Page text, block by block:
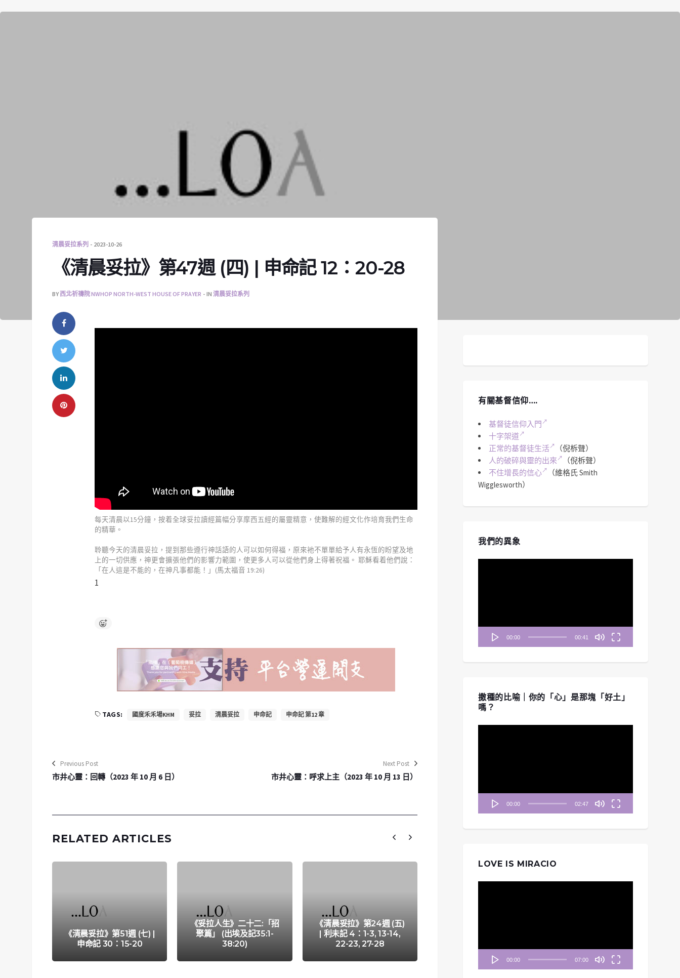
清晨妥拉系列 2023-10-26
《清晨妥拉》第47週 (四) | 申命記 12：20-28
BY西北祈禱院 NWHOP NORTH-WEST HOUSE OF PRAYER IN 清晨妥拉系列
每天清晨以15分鐘，按着全球妥拉讀經篇幅分享摩西五經的屬靈精意，使難解的經文化作培育我們生命
的精華。
聆聽今天的清晨妥拉，提到那些遵行神話語的人可以如何得福，原來衪不單單給予人有永恆的盼望及地
上的一切供應，神更會擴張他們的影響力範圍，使更多人可以從他們身上得著祝福。 耶穌看着他們說：
「在人這是不能的，在神凡事都能！」(馬太福音 19:26)
1
TAGS: 國度⽲禾場KHM 妥拉 清晨妥拉 申命記 申命記 第12 章
Previous Post
市井心靈：回轉（2023 年 10 月 6 日）
Next Post
市井心靈：呼求上主（2023 年 10 月 13 日）
RELATED ARTICLES
《清晨妥拉》第51週 (七) |
申命記 30：15-20
《妥拉人生》二十二:「招
聚篇」 (出埃及記35:1-
38:20)
《清晨妥拉》第24週 (五)
| 利未記 4：1-3, 13-14,
22-23, 27-28
有關基督信仰….
基督徒信仰入門
十字架道
正常的基督徒生活
（倪柝聲）
人的破碎與靈的出來
（倪柝聲）
不住增長的信心
（維格氏 Smith
Wigglesworth）
我們的異象
00:00 00:41
撒種的比喻｜你的「心」是那塊「好土」
嗎？
00:00 02:47
LOVE IS MIRACIO
00:00 07:00